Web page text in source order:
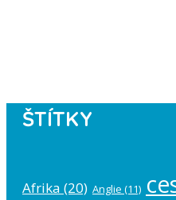
ŠTÍTKY
Afrika (20) Anglie (11)